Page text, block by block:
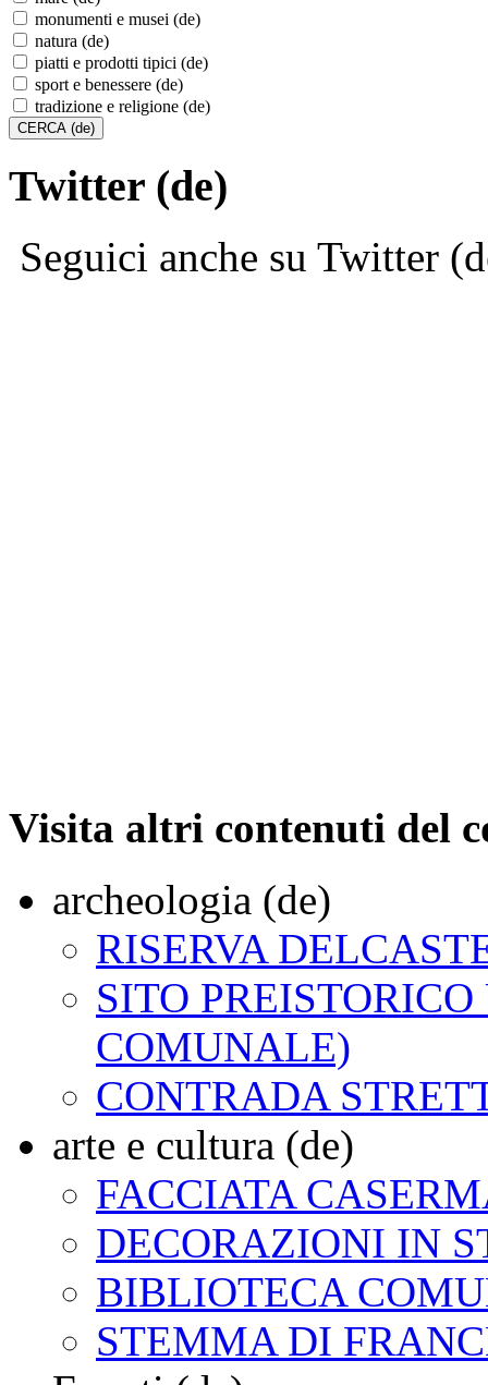
monumenti e musei (de)
natura (de)
piatti e prodotti tipici (de)
sport e benessere (de)
tradizione e religione (de)
Twitter (de)
Seguici anche su Twitter
Visita altri contenuti del
archeologia (de)
RISERVA
SITO
COMUNALE)
CONTRADA
arte e cultura (de)
FACCIATA
DECORAZIONI IN
BIBLIOTECA
STEMMA DI